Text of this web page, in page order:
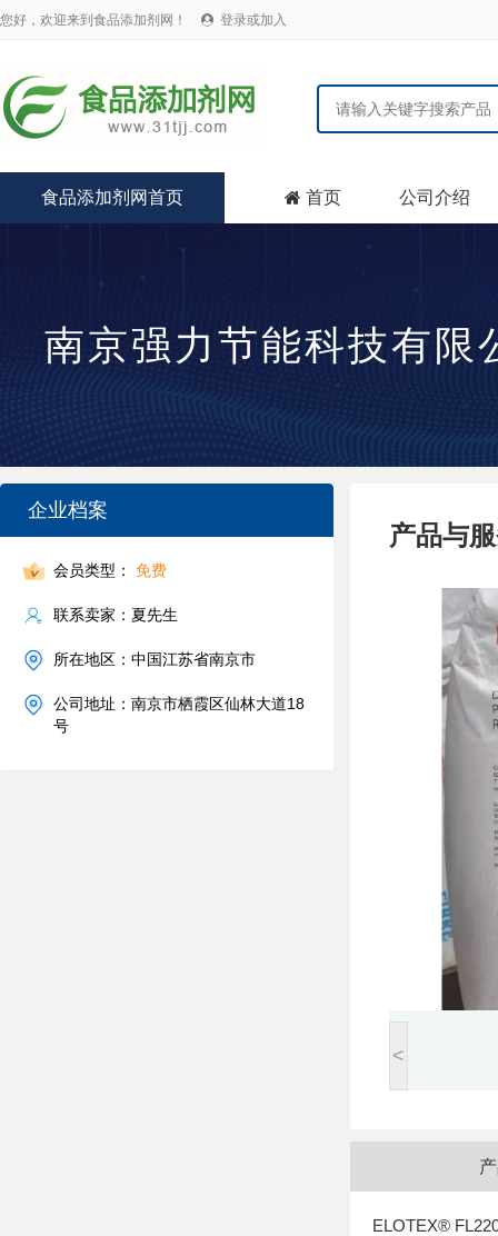
您好，欢迎来到食品添加剂网！  登录或加入
食品添加剂网首页  首页 公司介绍
南京强力节能科技有限
企业档案
会员类型： 免费
联系卖家：夏先生
所在地区：中国江苏省南京市
公司地址：南京市栖霞区仙林大道18
号
产品与
<
ELOTEX®